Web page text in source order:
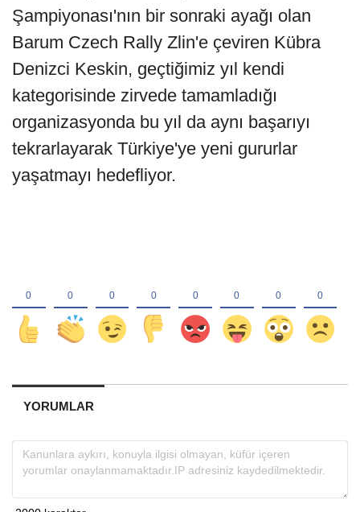
Şampiyonası'nın bir sonraki ayağı olan
Barum Czech Rally Zlin'e çeviren Kübra
Denizci Keskin, geçtiğimiz yıl kendi
kategorisinde zirvede tamamladığı
organizasyonda bu yıl da aynı başarıyı
tekrarlayarak Türkiye'ye yeni gururlar
yaşatmayı hedefliyor.
YORUMLAR